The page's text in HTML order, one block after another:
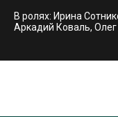
В ролях: Ирина
Аркадий Коваль,